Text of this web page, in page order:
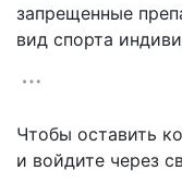
запрещенные
вид спорта
Чтобы оставить
и войдите через